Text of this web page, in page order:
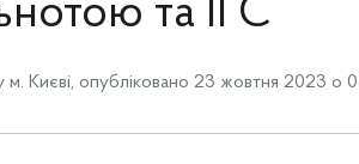
та ІГС
Києві, опубліковано 23 жовтня 2023 о